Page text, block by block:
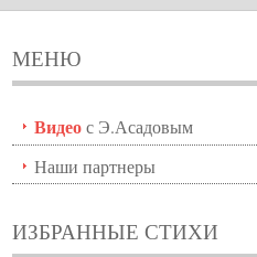
МЕНЮ
Видеос Э.Асадовым
Наши партнеры
ИЗБРАННЫЕ СТИХИ